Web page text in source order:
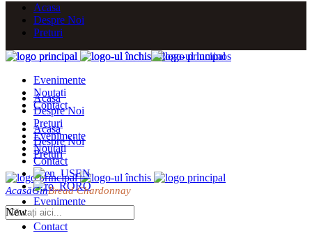
Acasa
Despre Noi
Preturi
Evenimente
Noutati
Contact
Acasa
Despre Noi
Preturi
Evenimente
Noutati
Contact
Acasa
Despre Noi
Preturi
Evenimente
Noutati
Contact
EN
RO
AcasăGinBread Chardonnay
New